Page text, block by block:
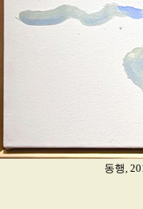
동행,